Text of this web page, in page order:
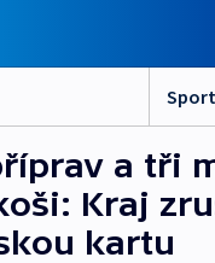
Sport
a tři
Kraj
kartu